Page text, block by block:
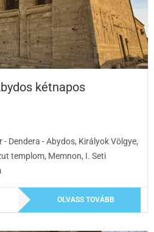
kétnapos
Dendera - Abydos, Királyok Völgye,
templom, Memnon, I. Seti
OLVASS TOVÁBB